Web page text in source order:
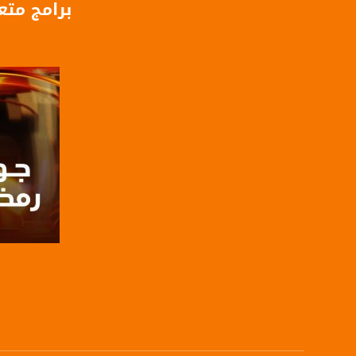
بريد الكتروني:
للتفاعل:
الموقع الالكتروني:
فيسبوك:
musawachannel
musawachannel
برامج